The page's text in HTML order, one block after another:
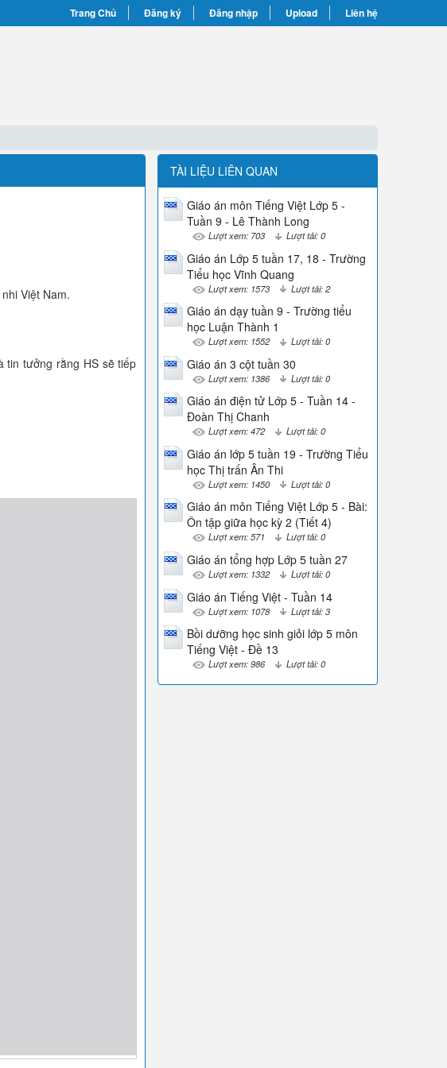
Trang Chủ Đăng ký Đăng nhập Upload Liên hệ
Việt Nam.
tin tưởng rằng HS sẽ tiếp
TÀI LIỆU LIÊN QUAN
Giáo án môn Tiếng Việt Lớp 5 -
Tuần 9 - Lê Thành Long
Lượt xem: 703 Lượt tải: 0
Giáo án Lớp 5 tuần 17, 18 - Trường
Tiểu học Vĩnh Quang
Lượt xem: 1573 Lượt tải: 2
Giáo án dạy tuần 9 - Trường tiểu
học Luận Thành 1
Lượt xem: 1552 Lượt tải: 0
Giáo án 3 cột tuần 30
Lượt xem: 1386 Lượt tải: 0
Giáo án điện tử Lớp 5 - Tuần 14 -
Đoàn Thị Chanh
Lượt xem: 472 Lượt tải: 0
Giáo án lớp 5 tuần 19 - Trường Tiểu
học Thị trấn Ân Thi
Lượt xem: 1450 Lượt tải: 0
Giáo án môn Tiếng Việt Lớp 5 - Bài:
Ôn tập giữa học kỳ 2 (Tiết 4)
Lượt xem: 571 Lượt tải: 0
Giáo án tổng hợp Lớp 5 tuần 27
Lượt xem: 1332 Lượt tải: 0
Giáo án Tiếng Việt - Tuần 14
Lượt xem: 1078 Lượt tải: 3
Bồi dưỡng học sinh giỏi lớp 5 môn
Tiếng Việt - Đề 13
Lượt xem: 986 Lượt tải: 0